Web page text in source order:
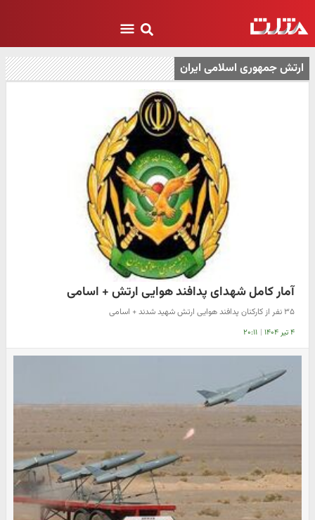
ارتش جمهوری اسلامی ایران
آمار کامل شهدای پدافند هوایی ارتش + اسامی
۳۵ نفر از کارکنان پدافند هوایی ارتش شهید شدند + اسامی
۴ تیر ۱۴۰۴ | ۲۰:۱۱